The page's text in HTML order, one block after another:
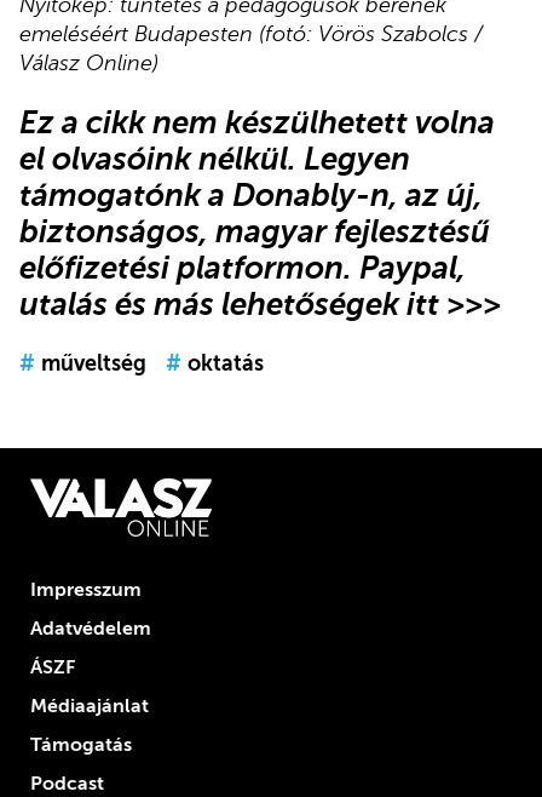
emeléséért Budapesten (fotó: Vörös Szabolcs /
Válasz Online)
Ez a cikknem készülhetett volna
el olvasóink nélkül. Legyen
támogatónka Donably-n, az új,
biztonságos, magyar fejlesztésű
előfizetési platformon. Paypal,
utalás és más lehetőségek itt >>>
# műveltség # oktatás
Impresszum
Adatvédelem
ÁSZF
Médiaajánlat
Támogatás
Podcast